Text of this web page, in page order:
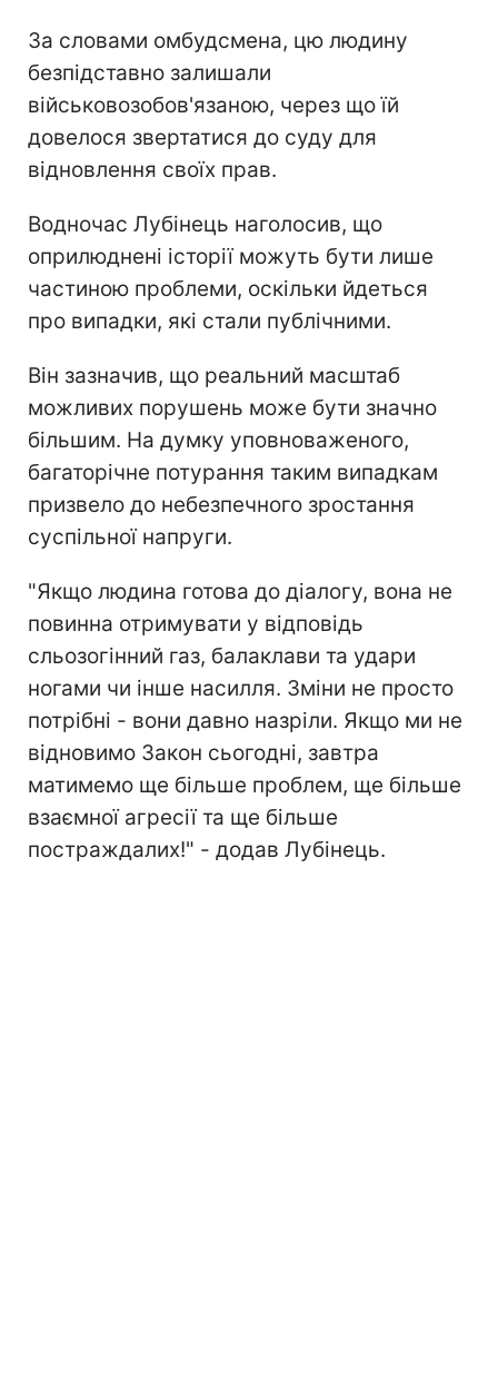
За словами омбудсмена, цю людину
безпідставно залишали
військовозобов'язаною, через що їй
довелося звертатися до суду для
відновлення своїх прав.
Водночас Лубінець наголосив, що
оприлюднені історії можуть бути лише
частиною проблеми, оскільки йдеться
про випадки, які стали публічними.
Він зазначив, що реальний масштаб
можливих порушень може бути значно
більшим. На думку уповноваженого,
багаторічне потурання таким випадкам
призвело до небезпечного зростання
суспільної напруги.
"Якщо людина готова до діалогу, вона не
повинна отримувати у відповідь
сльозогінний газ, балаклави та удари
ногами чи інше насилля. Зміни не просто
потрібні - вони давно назріли. Якщо ми не
відновимо Закон сьогодні, завтра
матимемо ще більше проблем, ще більше
взаємної агресії та ще більше
постраждалих!" - додав Лубінець.